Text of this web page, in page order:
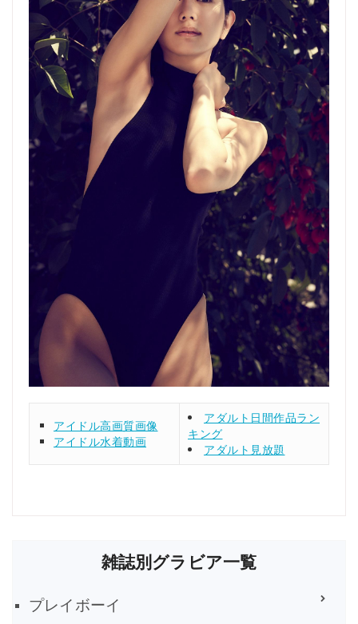
アイドル高画質画像
アイドル水着動画
アダルト日間作品ラン
キング
アダルト見放題
雑誌別グラビア一覧
プレイボーイ